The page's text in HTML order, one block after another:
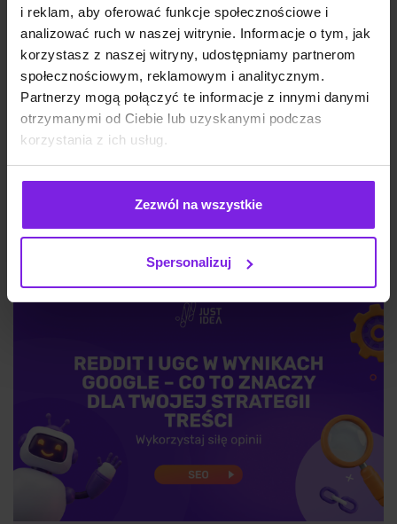
i reklam, aby oferować funkcje społecznościowe i
analizować ruch w naszej witrynie. Informacje o tym, jak
korzystasz z naszej witryny, udostępniamy partnerom
społecznościowym, reklamowym i analitycznym.
Partnerzy mogą połączyć te informacje z innymi danymi
otrzymanymi od Ciebie lub uzyskanymi podczas
korzystania z ich usług.
Zezwól na wszystkie
Spersonalizuj
Sezonowość w e-commerce – jak
planować SEO z wyprzedzeniem?